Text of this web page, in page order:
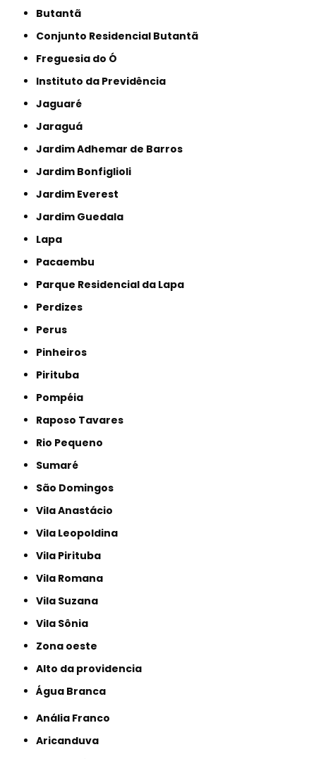
Butantã
Conjunto Residencial Butantã
Freguesia do Ó
Instituto da Previdência
Jaguaré
Jaraguá
Jardim Adhemar de Barros
Jardim Bonfiglioli
Jardim Everest
Jardim Guedala
Lapa
Pacaembu
Parque Residencial da Lapa
Perdizes
Perus
Pinheiros
Pirituba
Pompéia
Raposo Tavares
Rio Pequeno
Sumaré
São Domingos
Vila Anastácio
Vila Leopoldina
Vila Pirituba
Vila Romana
Vila Suzana
Vila Sônia
Zona oeste
alto da providencia
Água Branca
Anália Franco
Aricanduva